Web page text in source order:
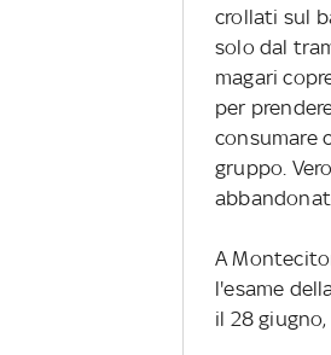
crollati sul
solo dal
magari
per
consumare
gruppo.
A
l'esame
il 28